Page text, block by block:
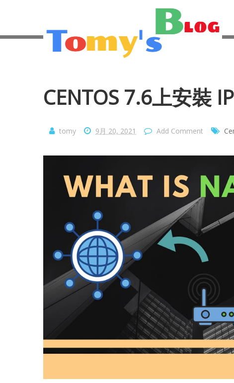
CENTOS 7.6上安裝
tomy 9月 20, 2021 Add Comment